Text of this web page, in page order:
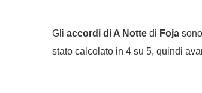
Gli accordi di A Notte di Foja
stato calcolato in 4 su 5, quindi